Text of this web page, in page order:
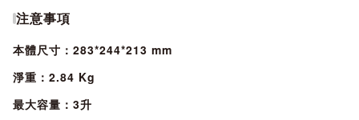
注意事項
本體尺寸：283*244*213 mm
淨重：2.84 Kg
最大容量：3升